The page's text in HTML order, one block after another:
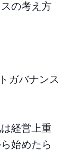
の考え方
ガバナンス
経営上重
始めたら